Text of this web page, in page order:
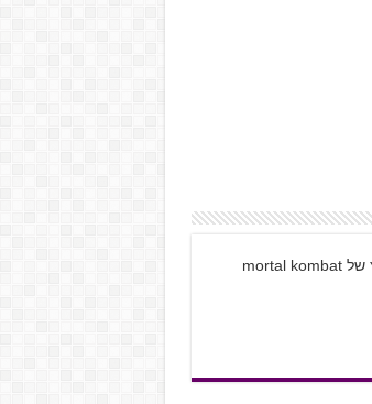
איתי סולומון, גיימר, אוהב מחשבים סרטי קולנוע וסדרות. מעריץ של mortal kombat